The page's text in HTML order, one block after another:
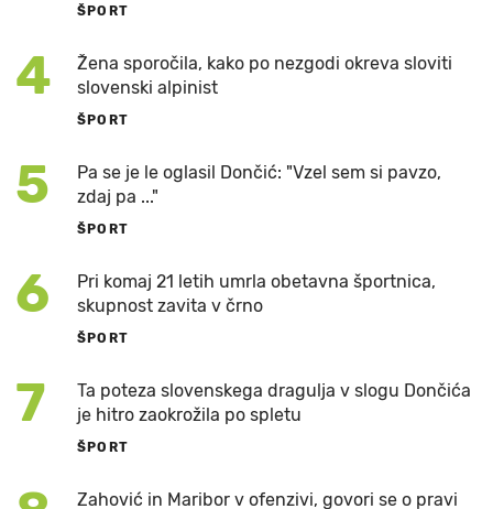
ŠPORT
4
Žena sporočila, kako po nezgodi okreva sloviti
slovenski alpinist
ŠPORT
5
Pa se je le oglasil Dončić: "Vzel sem si pavzo,
zdaj pa ..."
ŠPORT
6
Pri komaj 21 letih umrla obetavna športnica,
skupnost zavita v črno
ŠPORT
7
Ta poteza slovenskega dragulja v slogu Dončića
je hitro zaokrožila po spletu
ŠPORT
Zahović in Maribor v ofenzivi, govori se o pravi